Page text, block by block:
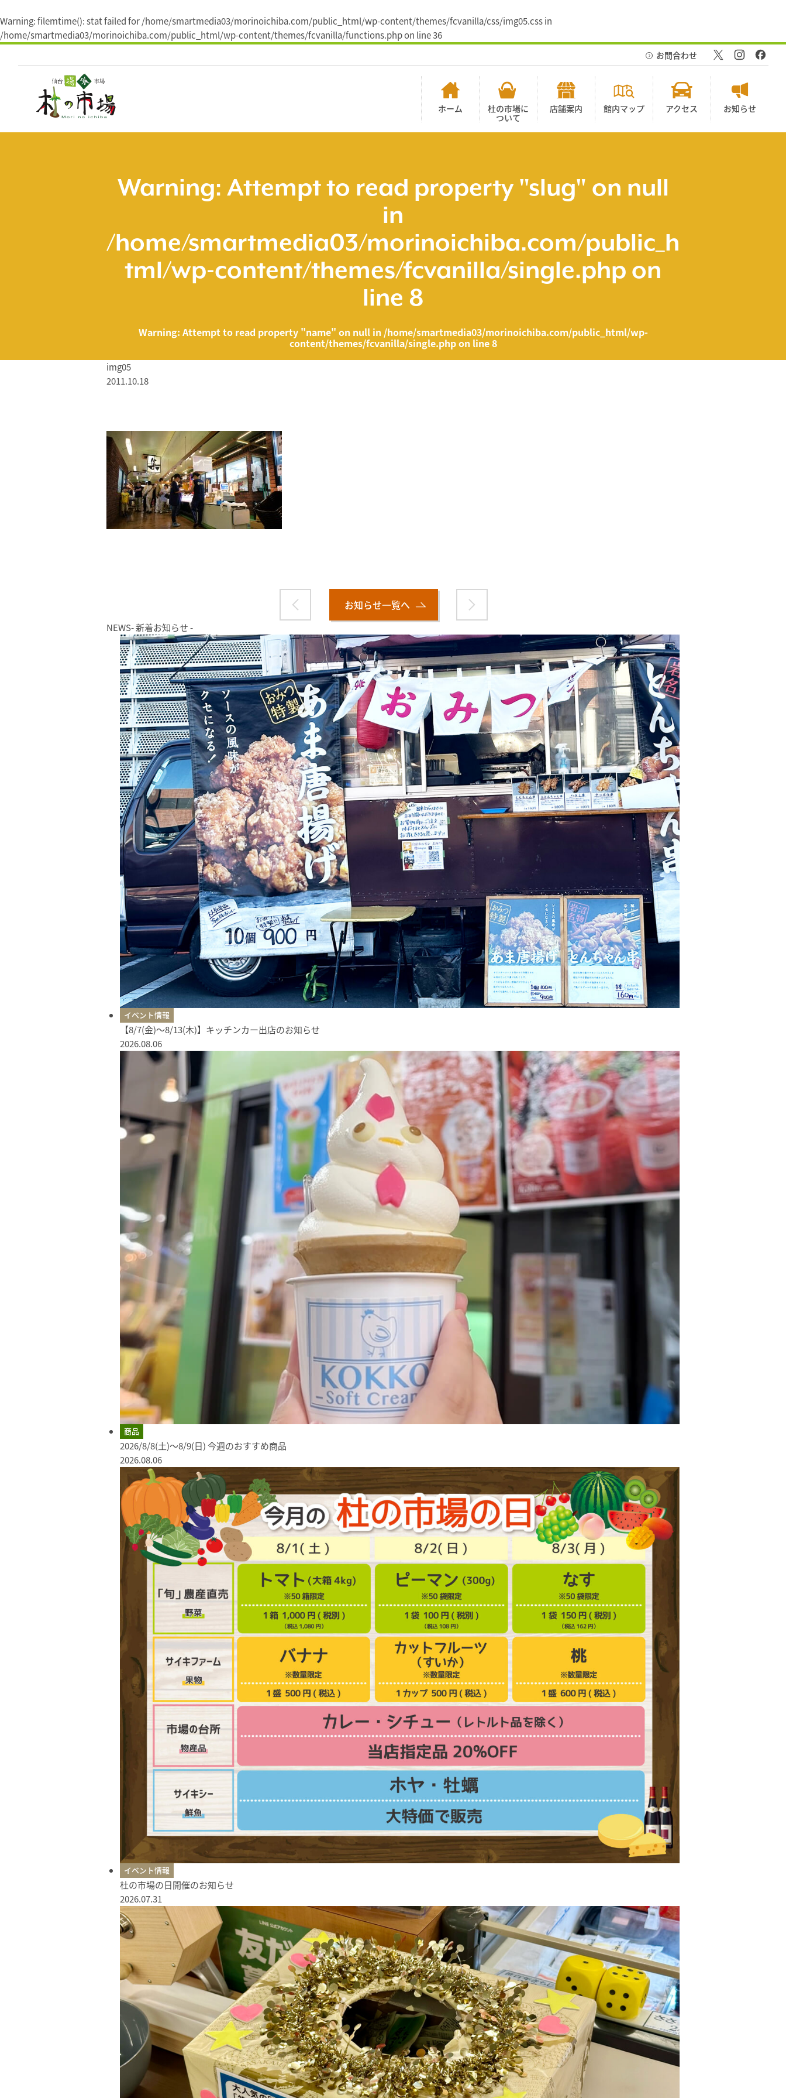
Warning: filemtime(): stat failed for /home/smartmedia03/morinoichiba.com/public_html/wp-content/themes/fcvanilla/css/img05.css in
/home/smartmedia03/morinoichiba.com/public_html/wp-content/themes/fcvanilla/functions.phpon line36
ス
ホーム
杜の市場に
ついて
店舗案内 館内マップ アクセス お知らせ
お問合わせ
Warning: Attempt to read property "slug" on null
in
/home/smartmedia03/morinoichiba.com/public_h
tml/wp-content/themes/fcvanilla/single.php on
line 8
Warning: Attempt to read property "name" on null in /home/smartmedia03/morinoichiba.com/public_html/wp-
content/themes/fcvanilla/single.phpon line8
img05
2011.10.18
お知らせ一覧へ
NEWS- 新着お知らせ -
イベント情報
【8/7(金)〜8/13(木)】キッチンカー出店のお知らせ
2026.08.06
商品
2026/8/8(土)～8/9(日) 今週のおすすめ商品
2026.08.06
イベント情報
杜の市場の日開催のお知らせ
2026.07.31